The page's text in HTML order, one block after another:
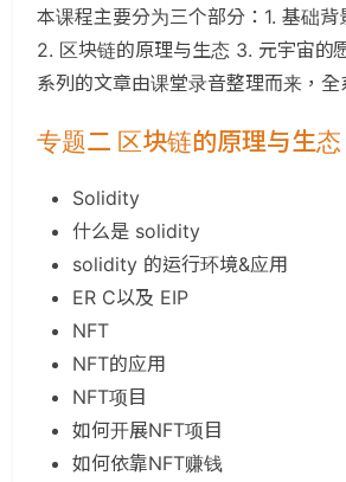
本课程主要分为三个部分：1. 基础背
2. 区块链的原理与生态 3. 元宇宙的
系列的文章由课堂录音整理而来，全
专题二 区块链的原理与生态
Solidity
什么是 solidity
solidity 的运行环境&应用
ER C以及 EIP
NFT
NFT的应用
NFT项目
如何开展NFT项目
如何依靠NFT赚钱